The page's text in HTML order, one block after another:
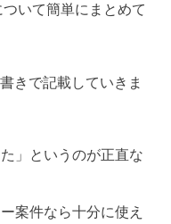
いて簡単にまとめて
きで記載していきま
」というのが正直な
案件なら十分に使え